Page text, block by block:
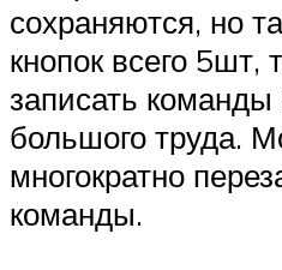
сохраняются, но
кнопок всего 5шт,
записать команды
большого труда.
многократно
команды.